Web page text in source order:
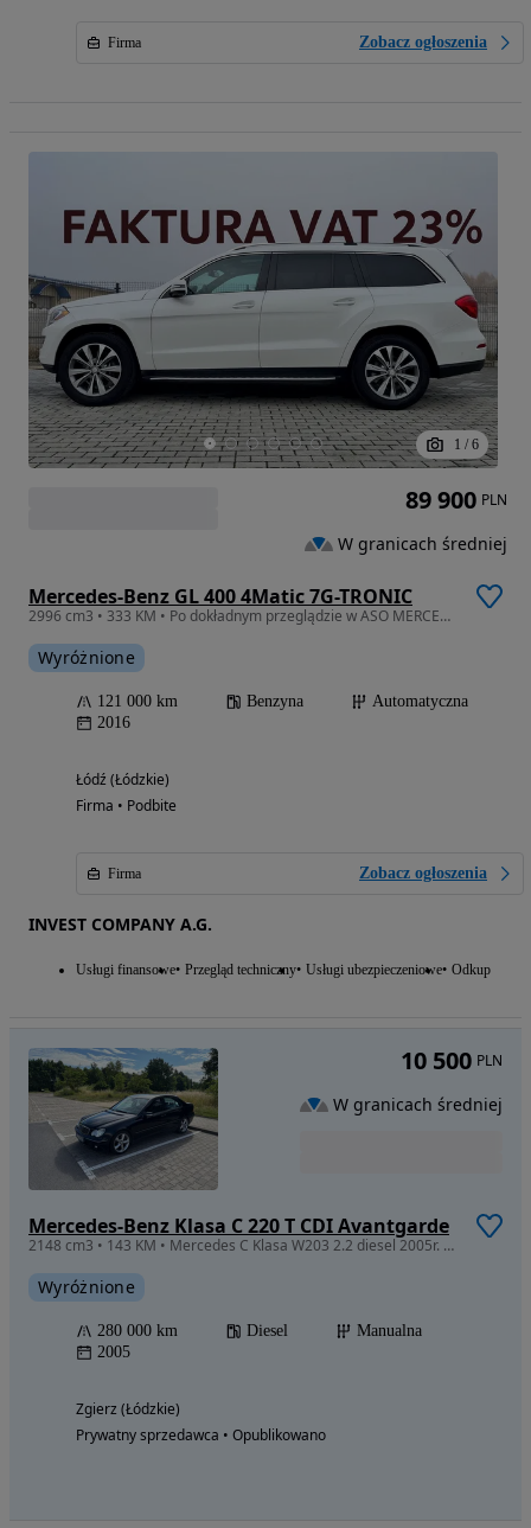
Firma Zobacz ogłoszenia
1 / 6
Mercedes-Benz GL 400 4Matic 7G-TRONIC
2996 cm3 • 333 KM • Po dokładnym przeglądzie w ASO MERCEDES GL 450 4MATIC 7G DESIGNO
Wyróżnione
121 000 km Benzyna
Automatyczna
2016
Łódź (Łódzkie)
Firma • Podbite
Firma Zobacz ogłoszenia
INVEST COMPANY A.G.
Usługi finansowe Przegląd techniczny Usługi ubezpieczeniowe Odkup
89 900 PLN
W granicach średniej
Mercedes-Benz Klasa C 220 T CDI Avantgarde
2148 cm3 • 143 KM • Mercedes C Klasa W203 2.2 diesel 2005r. Wersja Avantgarde Manual
Wyróżnione
280 000 km Diesel
Manualna
2005
Zgierz (Łódzkie)
Prywatny sprzedawca • Opublikowano
10 500 PLN
W granicach średniej